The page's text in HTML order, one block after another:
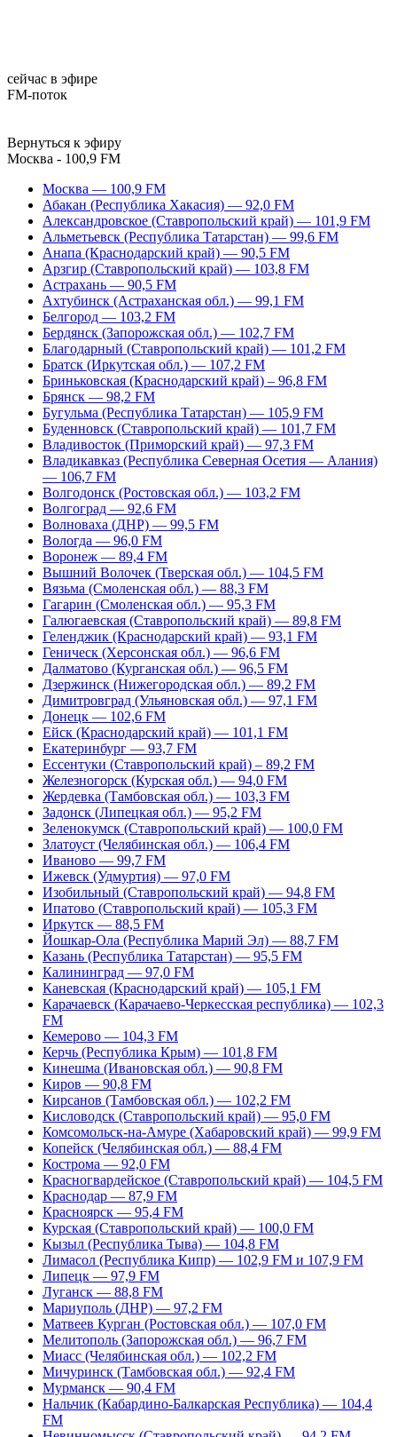
сейчас в эфире
FM-поток
Вернуться к эфиру
Москва - 100,9 FM
Москва — 100,9 FM
Абакан (Республика Хакасия) — 92,0 FM
Александровское (Ставропольский край) — 101,9 FM
Альметьевск (Республика Татарстан) — 99,6 FM
Анапа (Краснодарский край) — 90,5 FM
Арзгир (Ставропольский край) — 103,8 FM
Астрахань — 90,5 FM
Ахтубинск (Астраханская обл.) — 99,1 FM
Белгород — 103,2 FM
Бердянск (Запорожская обл.) — 102,7 FM
Благодарный (Ставропольский край) — 101,2 FM
Братск (Иркутская обл.) — 107,2 FM
Бриньковская (Краснодарский край) – 96,8 FM
Брянск — 98,2 FM
Бугульма (Республика Татарстан) — 105,9 FM
Буденновск (Ставропольский край) — 101,7 FM
Владивосток (Приморский край) — 97,3 FM
Владикавказ (Республика Северная Осетия — Алания)
— 106,7 FM
Волгодонск (Ростовская обл.) — 103,2 FM
Волгоград — 92,6 FM
Волноваха (ДНР) — 99,5 FM
Вологда — 96,0 FM
Воронеж — 89,4 FM
Вышний Волочек (Тверская обл.) — 104,5 FM
Вязьма (Смоленская обл.) — 88,3 FM
Гагарин (Смоленская обл.) — 95,3 FM
Галюгаевская (Ставропольский край) — 89,8 FM
Геленджик (Краснодарский край) — 93,1 FM
Геническ (Херсонская обл.) — 96,6 FM
Далматово (Курганская обл.) — 96,5 FM
Дзержинск (Нижегородская обл.) — 89,2 FM
Димитровград (Ульяновская обл.) — 97,1 FM
Донецк — 102,6 FM
Ейск (Краснодарский край) — 101,1 FM
Екатеринбург — 93,7 FM
Ессентуки (Ставропольский край) – 89,2 FM
Железногорск (Курская обл.) — 94,0 FM
Жердевка (Тамбовская обл.) — 103,3 FM
Задонск (Липецкая обл.) — 95,2 FM
Зеленокумск (Ставропольский край) — 100,0 FM
Златоуст (Челябинская обл.) — 106,4 FM
Иваново — 99,7 FM
Ижевск (Удмуртия) — 97,0 FM
Изобильный (Ставропольский край) — 94,8 FM
Ипатово (Ставропольский край) — 105,3 FM
Иркутск — 88,5 FM
Йошкар-Ола (Республика Марий Эл) — 88,7 FM
Казань (Республика Татарстан) — 95,5 FM
Калининград — 97,0 FM
Каневская (Краснодарский край) — 105,1 FM
Карачаевск (Карачаево-Черкесская республика) — 102,3
FM
Кемерово — 104,3 FM
Керчь (Республика Крым) — 101,8 FM
Кинешма (Ивановская обл.) — 90,8 FM
Киров — 90,8 FM
Кирсанов (Тамбовская обл.) — 102,2 FM
Кисловодск (Ставропольский край) — 95,0 FM
Комсомольск-на-Амуре (Хабаровский край) — 99,9 FM
Копейск (Челябинская обл.) — 88,4 FM
Кострома — 92,0 FM
Красногвардейское (Ставропольский край) — 104,5 FM
Краснодар — 87,9 FM
Красноярск — 95,4 FM
Курская (Ставропольский край) — 100,0 FM
Кызыл (Республика Тыва) — 104,8 FM
Лимасол (Республика Кипр) — 102,9 FM и 107,9 FM
Липецк — 97,9 FM
Луганск — 88,8 FM
Мариуполь (ДНР) — 97,2 FM
Матвеев Курган (Ростовская обл.) — 107,0 FM
Мелитополь (Запорожская обл.) — 96,7 FM
Миасс (Челябинская обл.) — 102,2 FM
Мичуринск (Тамбовская обл.) — 92,4 FM
Мурманск — 90,4 FM
Нальчик (Кабардино-Балкарская Республика) — 104,4
FM